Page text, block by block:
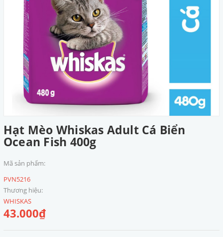
Hạt Mèo Whiskas Adult Cá Biển
Ocean Fish 400g
Mã sản phẩm:
PVN5216
Thương hiệu:
WHISKAS
43.000₫